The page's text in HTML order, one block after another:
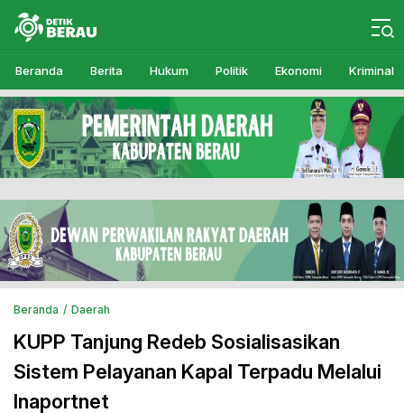
Detikberau.com
Media Diskusi Rakyat
Beranda Berita Hukum Politik Ekonomi Kriminal
Beranda Daerah
KUPP Tanjung Redeb Sosialisasikan
Sistem Pelayanan Kapal Terpadu Melalui
Inaportnet